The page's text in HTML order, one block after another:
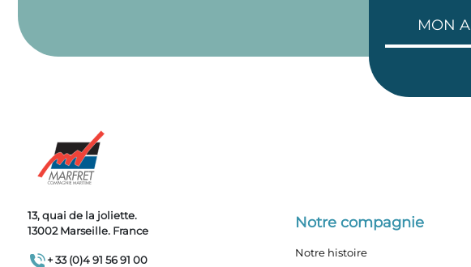
13, quai de la joliette.
13002 Marseille. France
+ 33 (0)4 91 56 91 00
Notre compagnie
Notre histoire